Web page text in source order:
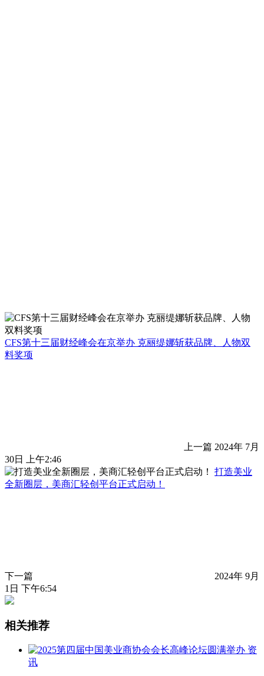
CFS第十三届财经峰会在京举办 克丽缇娜斩获品牌、人物双
料奖项
上一篇 2024年 7月
30日 上午2:46
打造美业
全新圈层，美商汇轻创平台正式启动！
下一篇
2024年 9月
1日 下午6:54
相关推荐
资
讯